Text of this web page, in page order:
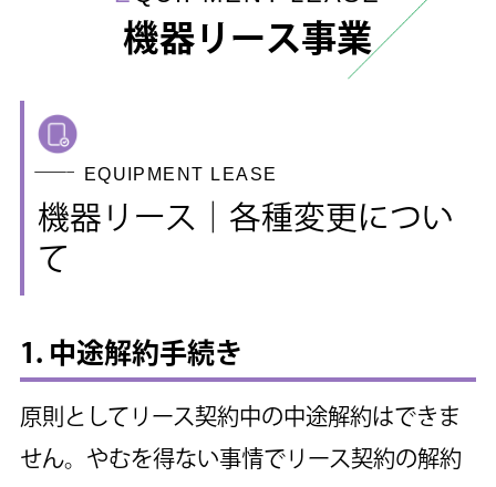
機器リース事業
EQUIPMENT LEASE
機器リース│各種変更につい
て
1. 中途解約手続き
原則としてリース契約中の中途解約はできま
せん。やむを得ない事情でリース契約の解約